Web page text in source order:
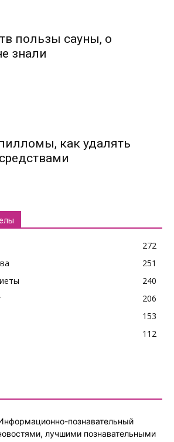
пользы сауны, о
знали
как удалять
272
251
240
206
153
112
познавательный
лучшими познавательными